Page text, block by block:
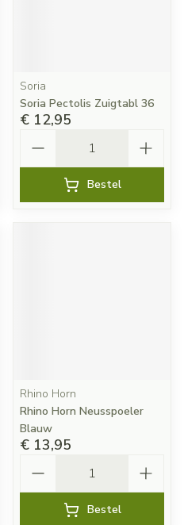
Soria
Soria Pectolis Zuigtabl 36
€ 12,95
Bestel
Rhino Horn
Rhino Horn Neusspoeler
Blauw
€ 13,95
Bestel